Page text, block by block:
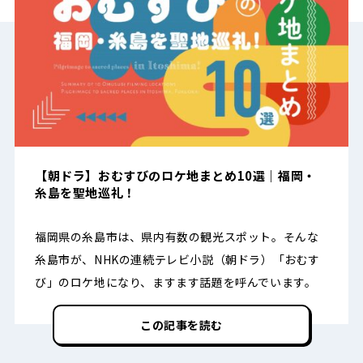
【朝ドラ】おむすびのロケ地まとめ10選｜福岡・
糸島を聖地巡礼！
福岡県の糸島市は、県内有数の観光スポット。そんな
糸島市が、NHKの連続テレビ小説（朝ドラ）「おむす
び」のロケ地になり、ますます話題を呼んでいます。
この記事を読む